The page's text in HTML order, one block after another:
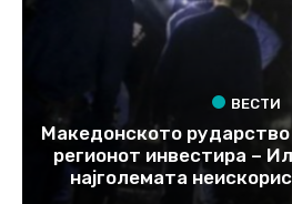
ВЕСТИ
Македонското
регионот инвестира –
најголемата